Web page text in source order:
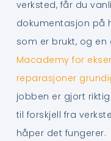
verksted, får du
dokumentasjon på
som er brukt, og
Macademy for
reparasjoner
jobben er gjort
til forskjell fra
håper det fungerer.